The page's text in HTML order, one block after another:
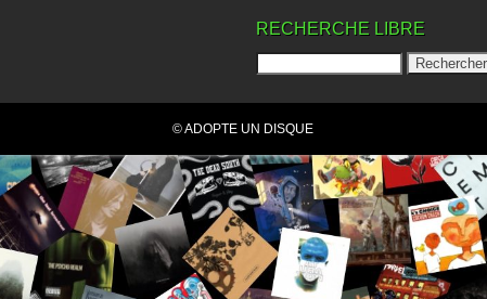
RECHERCHE LIBRE
© ADOPTE UN DISQUE